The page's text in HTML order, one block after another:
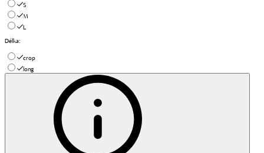
S
M
L
Délka:
crop
long